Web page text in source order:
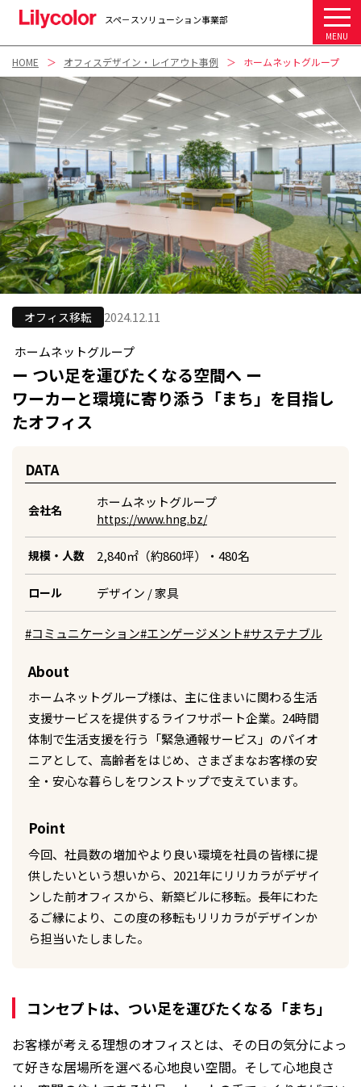
MENU
スペ－スソリューション事業部
HOME オフィスデザイン・レイアウト事例 ホームネットグループ
オフィス移転 2024.12.11
ホームネットグループ
ー つい足を運びたくなる空間へ ー
ワーカーと環境に寄り添う「まち」を目指し
たオフィス
DATA
会社名 ホームネットグループ
https://www.hng.bz/
規模・人数 2,840㎡（約860坪）・480名
ロール デザイン / 家具
#コミュニケーション#エンゲージメント#サステナブル
About
ホームネットグループ様は、主に住まいに関わる生活
支援サービスを提供するライフサポート企業。24時間
体制で生活支援を行う「緊急通報サービス」のパイオ
ニアとして、高齢者をはじめ、さまざまなお客様の安
全・安心な暮らしをワンストップで支えています。
Point
今回、社員数の増加やより良い環境を社員の皆様に提
供したいという想いから、2021年にリリカラがデザイ
ンした前オフィスから、新築ビルに移転。長年にわた
るご縁により、この度の移転もリリカラがデザインか
ら担当いたしました。
コンセプトは、つい足を運びたくなる「まち」
お客様が考える理想のオフィスとは、その日の気分によっ
て好きな居場所を選べる心地良い空間。そして心地良さ